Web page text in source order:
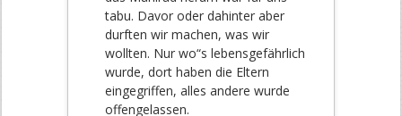
tabu. Davor oder dahinter aber
durften wir machen, was wir
wollten. Nur wo“s lebensgefährlich
wurde, dort haben die Eltern
eingegriffen, alles andere wurde
offengelassen.